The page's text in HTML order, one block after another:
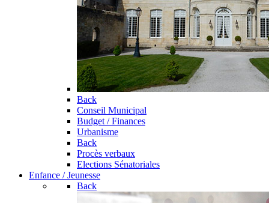
Back
Conseil Municipal
Budget / Finances
Urbanisme
Back
Procès verbaux
Elections Sénatoriales
Enfance / Jeunesse
Back